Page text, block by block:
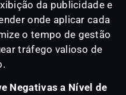
da publicidade e
onde aplicar cada
o tempo de gestão
tráfego valioso de
Negativas a Nível de